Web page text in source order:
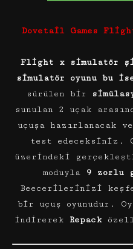
Dovetail Games
Flight x simulatör
simulatör oyunu bu
sürülen bir
sunulan 2 uçak
uçuşa hazırlanacak
test edeceksiniz.
üzerindeki
moduyla
9 zorlu
Beecerilerinizi
bir uçuş oyunudur.
indirerek Repack